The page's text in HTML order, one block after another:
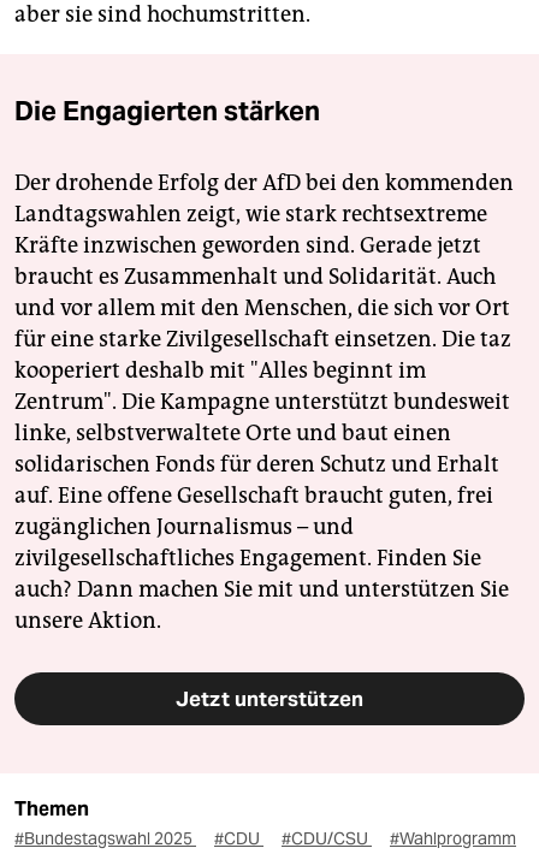
aber sie sind hochumstritten.
Die Engagierten stärken
Der drohende Erfolg der AfD bei den kommenden
Landtagswahlen zeigt, wie stark rechtsextreme
Kräfte inzwischen geworden sind. Gerade jetzt
braucht es Zusammenhalt und Solidarität. Auch
und vor allem mit den Menschen, die sich vor Ort
für eine starke Zivilgesellschaft einsetzen. Die taz
kooperiert deshalb mit "Alles beginnt im
Zentrum". Die Kampagne unterstützt bundesweit
linke, selbstverwaltete Orte und baut einen
solidarischen Fonds für deren Schutz und Erhalt
auf. Eine offene Gesellschaft braucht guten, frei
zugänglichen Journalismus – und
zivilgesellschaftliches Engagement. Finden Sie
auch? Dann machen Sie mit und unterstützen Sie
unsere Aktion.
Jetzt unterstützen
Themen
#Bundestagswahl 2025 #CDU #CDU/CSU
#Wahlprogramm